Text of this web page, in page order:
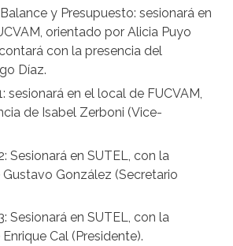
y Presupuesto: sesionará en
orientado por Alicia Puyo
con la presencia del
Díaz.
sesionará en el local de FUCVAM,
de Isabel Zerboni (Vice-
Sesionará en SUTEL, con la
González (Secretario
Sesionará en SUTEL, con la
Cal (Presidente).